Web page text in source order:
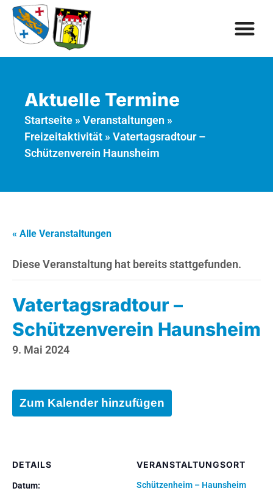
Aktuelle Termine
Startseite » Veranstaltungen »
Freizeitaktivität » Vatertagsradtour –
Schützenverein Haunsheim
« Alle Veranstaltungen
Diese Veranstaltung hat bereits stattgefunden.
Vatertagsradtour –
Schützenverein Haunsheim
9. Mai 2024
Zum Kalender hinzufügen
DETAILS
Datum:
VERANSTALTUNGSORT
Schützenheim – Haunsheim